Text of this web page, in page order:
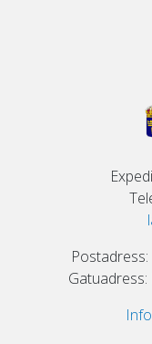
Gatuadress: